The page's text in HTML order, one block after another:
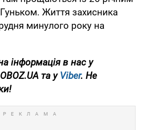
Життя захисника
минулого року на
інформація в нас у
та уViber. Не